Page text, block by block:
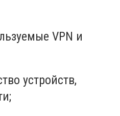
VPN и
устройств,